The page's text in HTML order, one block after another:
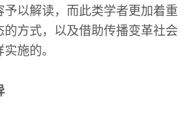
予以解读，而此类学者更加着重
的方式，以及借助传播变革社会
施的。